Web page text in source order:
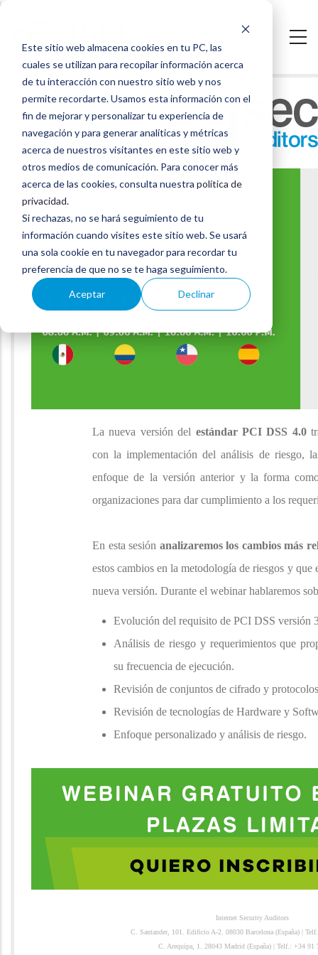
Este sitio web almacena cookies en tu PC, las
cuales se utilizan para recopilar información acerca
de tu interacción con nuestro sitio web y nos
permite recordarte. Usamos esta información con el
fin de mejorar y personalizar tu experiencia de
navegación y para generar analíticas y métricas
acerca de nuestros visitantes en este sitio web y
otros medios de comunicación. Para conocer más
acerca de las cookies, consulta nuestra política de
privacidad.
Si rechazas, no se hará seguimiento de tu
información cuando visites este sitio web. Se usará
una sola cookie en tu navegador para recordar tu
preferencia de que no se te haga seguimiento.
Aceptar Declinar
principal
ISecWebinar:
Análisis
de
riesgo
en
PCI
DSS
4.0
La nueva versión del estándar PCI DSS 4.0
con la implementación del análisis de riesgo,
enfoque de la versión anterior y la forma
organizaciones para dar cumplimiento a los
En esta sesión analizaremos los cambios más
estos cambios en la metodología de riesgos y que
nueva versión. Durante el webinar hablaremos
Evolución del requisito de PCI DSS versión
Análisis de riesgo y requerimientos que
su frecuencia de ejecución.
Revisión de conjuntos de cifrado y
Revisión de tecnologías de Hardware y
Enfoque personalizado y análisis de riesgo.
Internet Security Auditors
C. Santander, 101. Edificio A-2. 08030 Barcelona
C. Arequipa, 1. 28043 Madrid (España) | Telf.: